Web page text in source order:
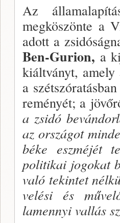
Az
megköszönte a
adott a
Ben-Gurion, a
kiáltványt,
a
reményét; a
a zsidó
az országot
béke eszmé­jét
politikai jo­gokat
való tekintet
velési és
lamennyi vallás